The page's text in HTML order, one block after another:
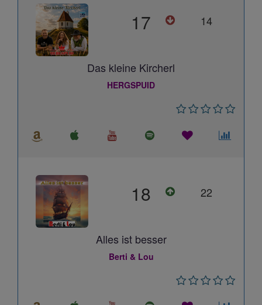
17 14
Das kleine Kircherl
HERGSPUID
18 22
Alles ist besser
Berti & Lou